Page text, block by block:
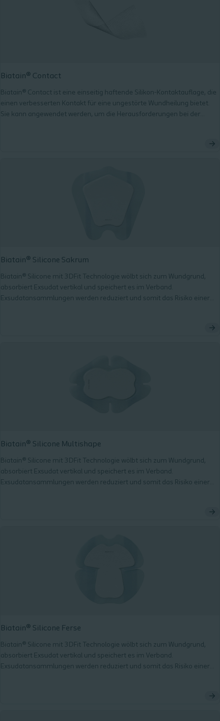
Biatain® Contact
Biatain® Contact ist eine einseitig haftende Silikon-Kontaktauflage, die
einen verbesserten Kontakt für eine ungestörte Wundheilung bietet.
Sie kann angewendet werden, um die Herausforderungen bei der
Biatain® Silicone Sakrum
Biatain® Silicone mit 3DFit Technologie wölbt sich zum Wundgrund,
absorbiert Exsudat vertikal und speichert es im Verband.
Exsudatansammlungen werden reduziert und somit das Risiko einer
Biatain® Silicone Multishape
Biatain® Silicone mit 3DFit Technologie wölbt sich zum Wundgrund,
absorbiert Exsudat vertikal und speichert es im Verband.
Exsudatansammlungen werden reduziert und somit das Risiko einer
Biatain® Silicone Ferse
Biatain® Silicone mit 3DFit Technologie wölbt sich zum Wundgrund,
absorbiert Exsudat vertikal und speichert es im Verband.
Exsudatansammlungen werden reduziert und somit das Risiko einer